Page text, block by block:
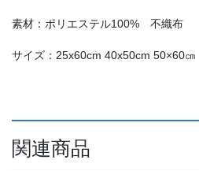
素材：ポリエステル100% 不織布
サイズ：25x60cm 40x50cm 50×60㎝
関連商品